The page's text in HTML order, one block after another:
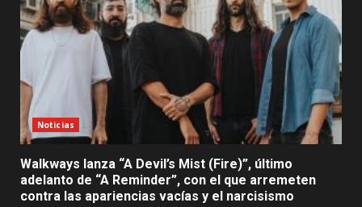
Noticias
Walkways lanza “A Devil’s Mist (Fire)”, último
adelanto de “A Reminder”, con el que arremeten
contra las apariencias vacías y el narcisismo